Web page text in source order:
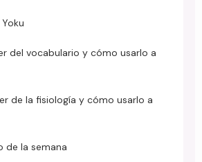
del vocabulario y cómo usarlo a
de la fisiología y cómo usarlo a
de la semana